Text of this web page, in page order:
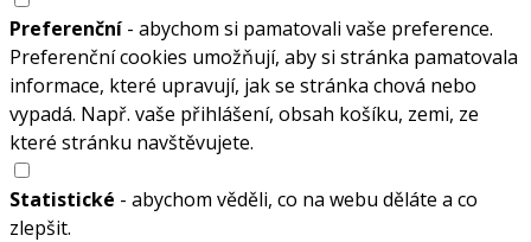
Preferenční - abychom si pamatovali vaše preference.
Preferenční cookies umožňují, aby si stránka pamatovala
informace, které upravují, jak se stránka chová nebo
vypadá. Např. vaše přihlášení, obsah košíku, zemi, ze
které stránku navštěvujete.
Statistické - abychom věděli, co na webu děláte a co
zlepšit.